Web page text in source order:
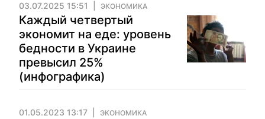
03.07.2025 15:51 ЭКОНОМИКА
Каждый четвертый
экономит на еде: уровень
бедности в Украине
превысил 25%
(инфографика)
01.05.2023 13:17 ЭКОНОМИКА